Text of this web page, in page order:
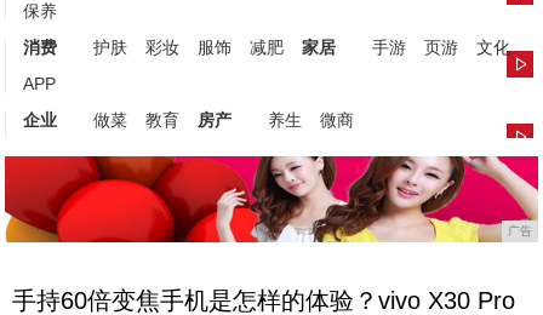
保养
消费
护肤 彩妆 服饰 减肥 家居 手游 页游
文化
APP
企业
做菜 教育 房产 养生 微商
广告
手持60倍变焦手机是怎样的体验？vivo X30 Pro